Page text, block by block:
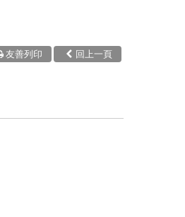
回上一頁
友善列印